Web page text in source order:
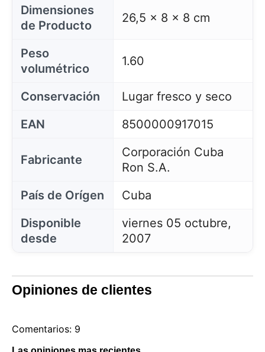
Dimensiones
de Producto
26,5 x 8 x 8 cm
Peso
volumétrico
1.60
Conservación
Lugar fresco y seco
EAN
8500000917015
Fabricante
Corporación Cuba
Ron S.A.
País de Orígen
Cuba
Disponible
desde
viernes 05 octubre,
2007
Opiniones de clientes
Comentarios: 9